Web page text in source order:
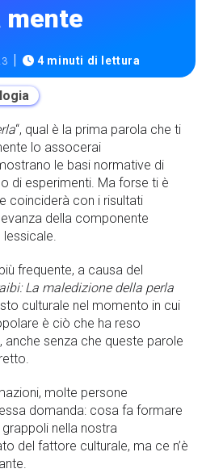
mente
| 4 minuti di lettura
“, qual è la prima parola che ti
lo assocerai
le basi normative di
di esperimenti. Ma forse ti è
coinciderà con i risultati
della componente
lessicale.
frequente, a causa del
La maledizione della perla
culturale nel momento in cui
è ciò che ha reso
anche senza che queste parole
molte persone
domanda: cosa fa formare
nella nostra
del fattore culturale, ma ce n’è